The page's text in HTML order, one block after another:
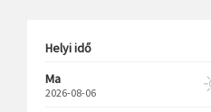
Helyi idő
Ma
2026-08-06